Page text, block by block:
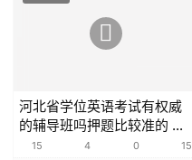
河北省学位英语考试有权威
的辅导班吗押题比较准的 河
北省学位考试网
15 4 0 15